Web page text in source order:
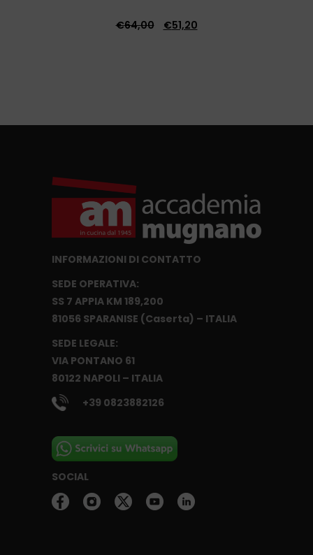
€64,00 €51,20
INFORMAZIONI DI CONTATTO
SEDE OPERATIVA:
SS 7 APPIA KM 189,200
81056 SPARANISE (Caserta) – ITALIA
SEDE LEGALE:
VIA PONTANO 61
80122 NAPOLI – ITALIA
+39 0823882126
SOCIAL